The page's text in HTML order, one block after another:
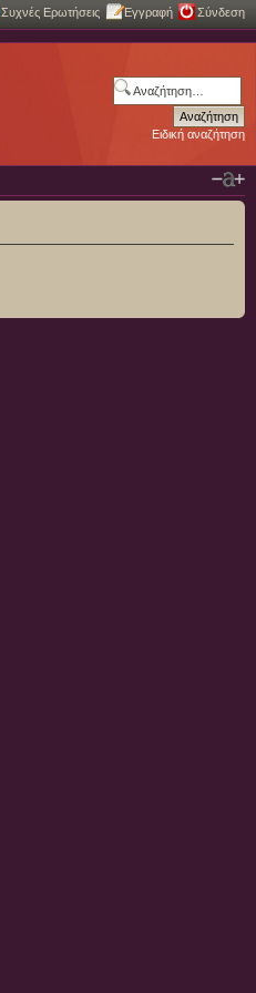
Συχνές Ερωτήσεις Εγγραφή Σύνδεση
Ειδική αναζήτηση